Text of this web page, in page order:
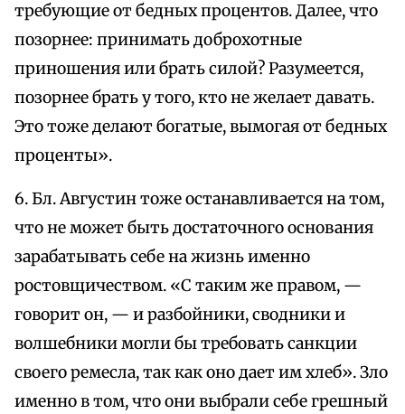
требующие от бедных процентов. Далее, что
позорнее: принимать доброхотные
приношения или брать силой? Разумеется,
позорнее брать у того, кто не желает давать.
Это тоже делают богатые, вымогая от бедных
проценты».
6. Бл. Августин тоже останавливается на том,
что не может быть достаточного основания
зарабатывать себе на жизнь именно
ростовщичеством. «С таким же правом, —
говорит он, — и разбойники, сводники и
волшебники могли бы требовать санкции
своего ремесла, так как оно дает им хлеб». Зло
именно в том, что они выбрали себе грешный